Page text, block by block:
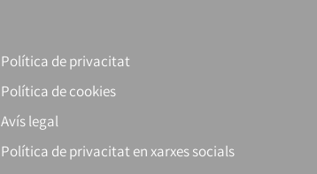
Política de privacitat
Política de cookies
Avís legal
Política de privacitat en xarxes socials